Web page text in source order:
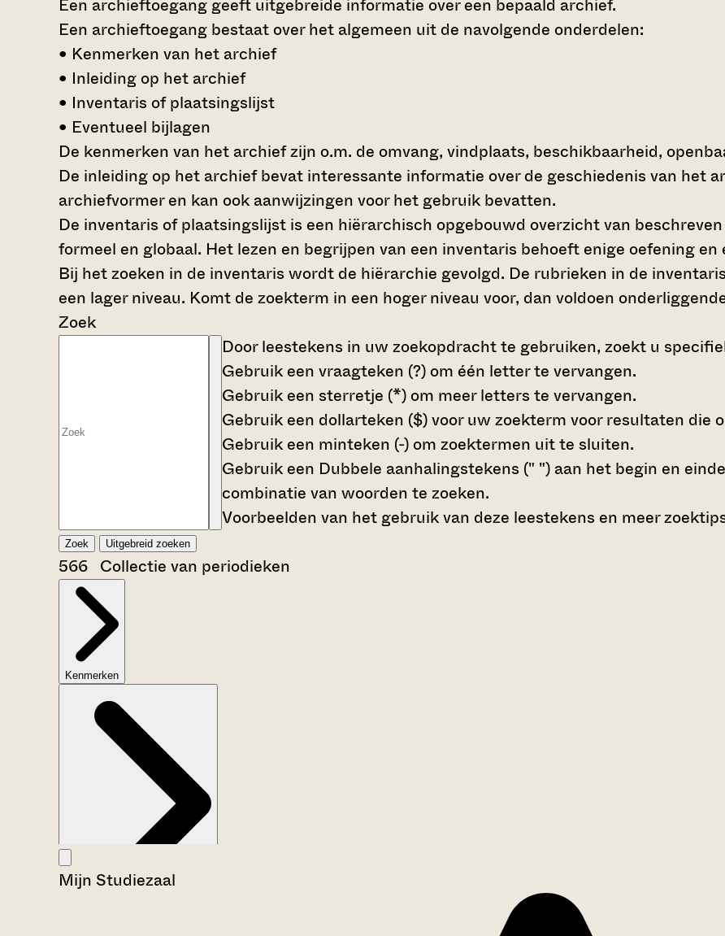
Een archieftoegang geeft uitgebreide informatie over een bepaald archief.
Een archieftoegang bestaat over het algemeen uit de navolgende onderdelen:
• Kenmerken van het archief
• Inleiding op het archief
• Inventaris of plaatsingslijst
• Eventueel bijlagen
De kenmerken van het archief zijn o.m. de omvang, vindplaats, beschikbaarheid,
De inleiding op het archief bevat interessante informatie over de geschiedenis van het
archiefvormer en kan ook aanwijzingen voor het gebruik bevatten.
De inventaris of plaatsingslijst is een hiërarchisch opgebouwd overzicht van
formeel en globaal. Het lezen en begrijpen van een inventaris behoeft enige oefening en
Bij het zoeken in de inventaris wordt de hiërarchie gevolgd. De rubrieken in de
een lager niveau. Komt de zoekterm in een hoger niveau voor, dan voldoen
Zoek
Door leestekens in uw zoekopdracht te gebruiken, zoekt u
Gebruik een vraagteken (?) om één letter te vervangen.
Gebruik een sterretje (*) om meer letters te vervangen.
Gebruik een dollarteken ($)voor uw zoekterm voor resultaten die
Gebruik een minteken (-) om zoektermen uit te sluiten.
Gebruik een Dubbele aanhalingstekens (" ") aan het begin en
combinatie van woorden te zoeken.
Voorbeelden van het gebruik van deze leestekens en meer
Zoek Uitgebreid zoeken
566 Collectie van periodieken
Kenmerken
Mijn Studiezaal